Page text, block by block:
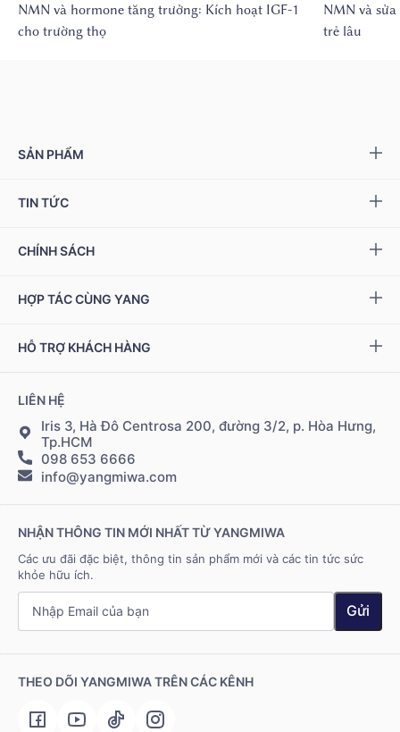
NMN và hormone tăng trưởng: Kích hoạt IGF-1
cho trường thọ
NMN và sửa
trẻ lâu
SẢN PHẨM
Yang NMN™ 15000 mg
Ziptamin
Bộ kiểm tra NAD +
TIN TỨC
Sự kiện & Ưu đãi
Tuyển dụng
CHÍNH SÁCH
Giải quyết khiếu nại
Điều khoản sử dụng
HỢP TÁC CÙNG YANG
Chính sách đại lý
HỖ TRỢ KHÁCH HÀNG
Đặt hàng & thanh toán
Giao hàng & vận chuyển
Hệ thống điểm bán
LIÊN HỆ
Iris 3, Hà Đô Centrosa 200, đường 3/2, p. Hòa Hưng,
Tp.HCM
098 653 6666
info@yangmiwa.com
NHẬN THÔNG TIN MỚI NHẤT TỪ YANGMIWA
Các ưu đãi đặc biệt, thông tin sản phẩm mới và các tin tức sức
khỏe hữu ích.
Gửi
THEO DÕI YANGMIWA TRÊN CÁC KÊNH